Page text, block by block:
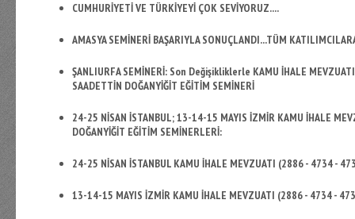
CUMHURİYETİ VE TÜRKİYEYİ ÇOK SEVİYORUZ....
AMASYA SEMİNERİ BAŞARIYLA SONUÇLANDI...TÜM
ŞANLIURFA SEMİNERİ: Son Değişikliklerle KAMU İHALE
SAADETTİN DOĞANYİĞİT EĞİTİM SEMİNERİ
24-25 NİSAN İSTANBUL; 13-14-15 MAYIS İZMİR KAMU İHALE
DOĞANYİĞİT EĞİTİM SEMİNERLERİ:
24-25 NİSAN İSTANBUL KAMU İHALE MEVZUATI (2886 - 4734 -
13-14-15 MAYIS İZMİR KAMU İHALE MEVZUATI (2886 - 4734 -